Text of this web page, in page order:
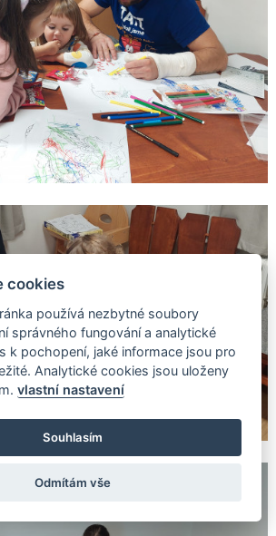
cookies
používá nezbytné soubory
správného fungování a analytické
k pochopení, jaké informace jsou pro
Analytické cookies jsou uloženy
vlastní nastavení
Souhlasím
Odmítám vše